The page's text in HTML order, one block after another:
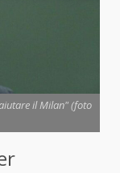
il Milan" (foto